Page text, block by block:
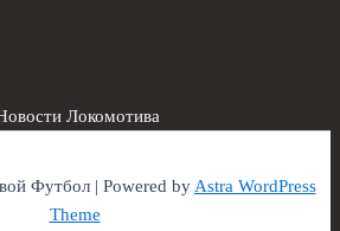
Локомотива
Футбол | Powered byAstra WordPress
Theme